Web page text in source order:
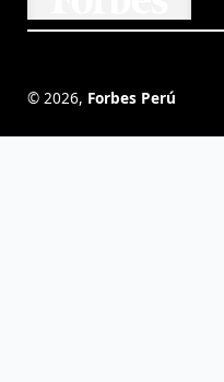
© 2026, Forbes Perú